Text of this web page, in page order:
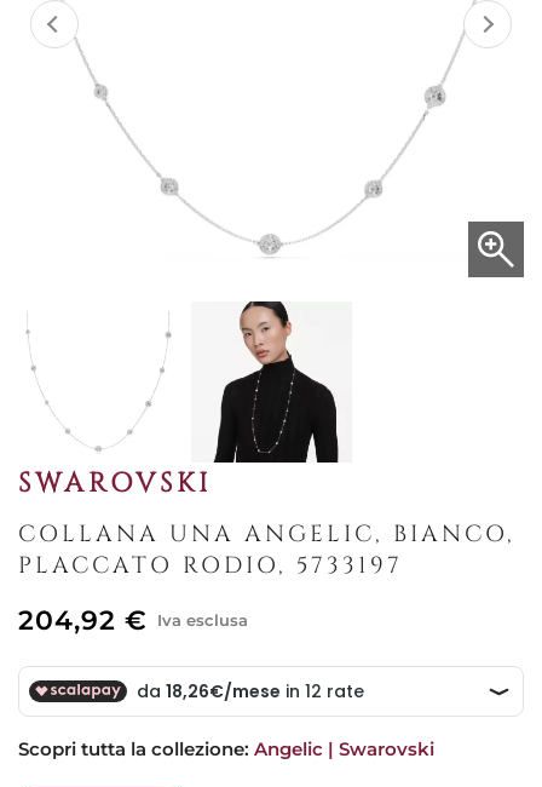
SWAROVSKI
COLLANA UNA ANGELIC, BIANCO,
PLACCATO RODIO, 5733197
204,92 € Iva esclusa
Scopri tutta la collezione: Angelic | Swarovski